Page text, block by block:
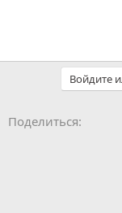
Войдите
Поделиться: